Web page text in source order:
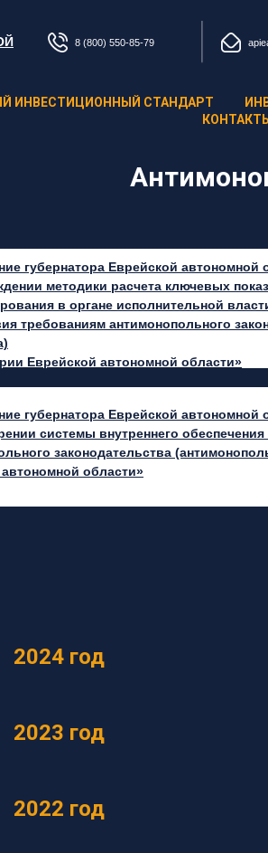
8 (800) 550-85-79
ИНВЕСТИЦИОННЫЙ СТАНДАРТ
КОНТАКТЫ
губернатора Еврейской автономной
методики расчета ключевых
в органе исполнительной
требованиям антимонопольного
Еврейской автономной области»
губернатора Еврейской автономной
системы внутреннего
законодательства
области»
2024 год
2023 год
2022 год